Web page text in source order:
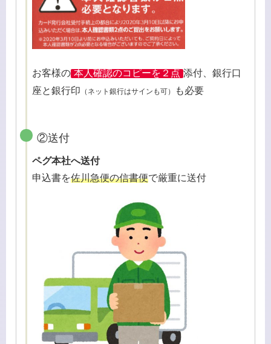
お客様の 本人確認のコピーを２点 添付、銀行口
座と銀行印 （ネット銀行はサインも可） も必要
②送付
ペグ本社へ送付
申込書を佐川急便の信書便で厳重に送付